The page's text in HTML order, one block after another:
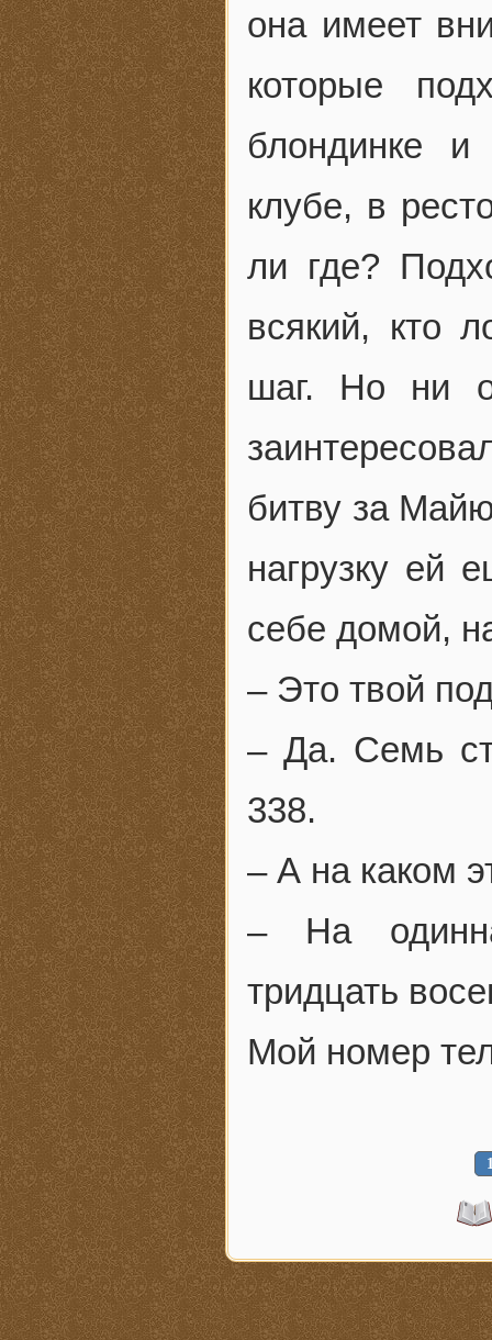
она имеет
которые
блондинке
клубе, в
ли где?
всякий, кто
шаг. Но ни
битву за
нагрузку ей
себе домой,
– Это твой
– Да. Семь
338.
– А на каком
– На
тридцать
Мой номер